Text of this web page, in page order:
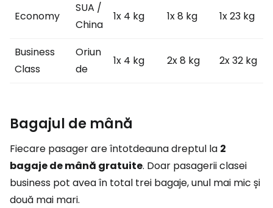
Economy
SUA /
China
1x 4 kg 1x 8 kg 1x 23 kg
Business
Class
Oriun
de
1x 4 kg 2x 8 kg 2x 32 kg
Bagajul de mână
Fiecare pasager are întotdeauna dreptul la 2
bagaje de mână gratuite. Doar pasagerii clasei
business pot avea în total trei bagaje, unul mai mic și
două mai mari.